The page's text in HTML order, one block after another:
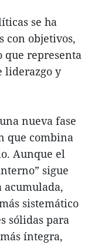
se ha
con objetivos,
que representa
liderazgo y
nueva fase
que combina
Aunque el
sigue
acumulada,
sistemático
sólidas para
íntegra,